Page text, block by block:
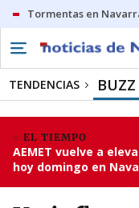
Tormentas en
TENDENCIAS
EL TIEMPO
AEMET vuelve a
hoy domingo en